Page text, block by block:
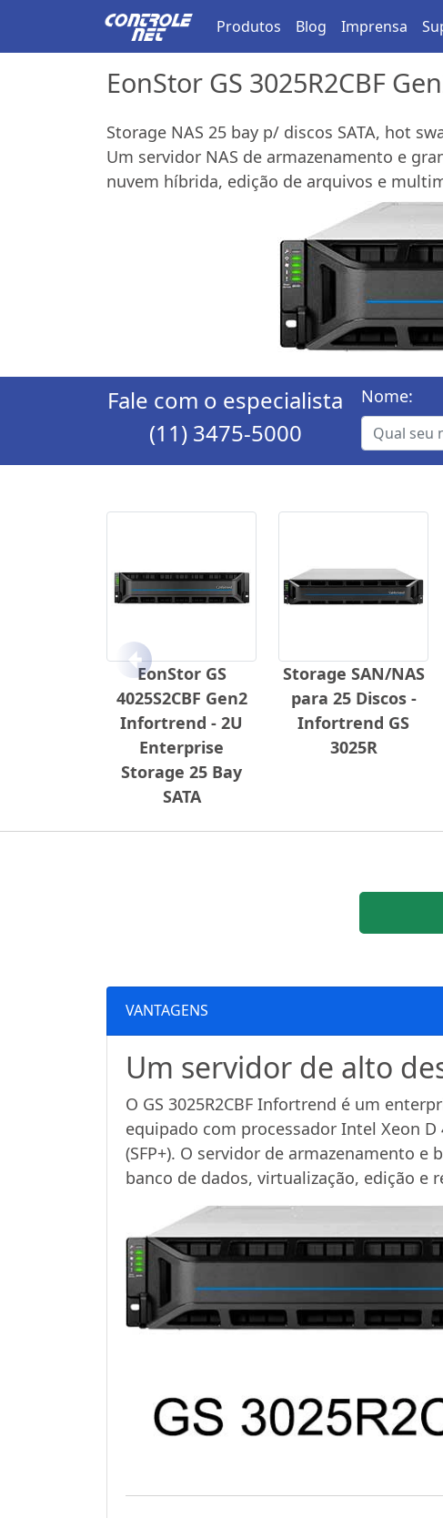
Produtos Blog Imprensa
EonStor GS 3025R2CBF
Storage NAS 25 bay p/ discos SATA, hot
Um servidor NAS de armazenamento e
nuvem híbrida, edição de arquivos e
Fale com o especialista
(11) 3475-5000
Nome:
EonStor GS
4025S2CBF Gen2
Infortrend - 2U
Enterprise
Storage 25 Bay
SATA
Storage SAN/NAS
para 25 Discos -
Infortrend GS
3025R
Anterior
VANTAGENS
Um servidor de alto
O GS 3025R2CBF Infortrend é um
equipado com processador Intel Xeon D
(SFP+). O servidor de armazenamento
banco de dados, virtualização, edição